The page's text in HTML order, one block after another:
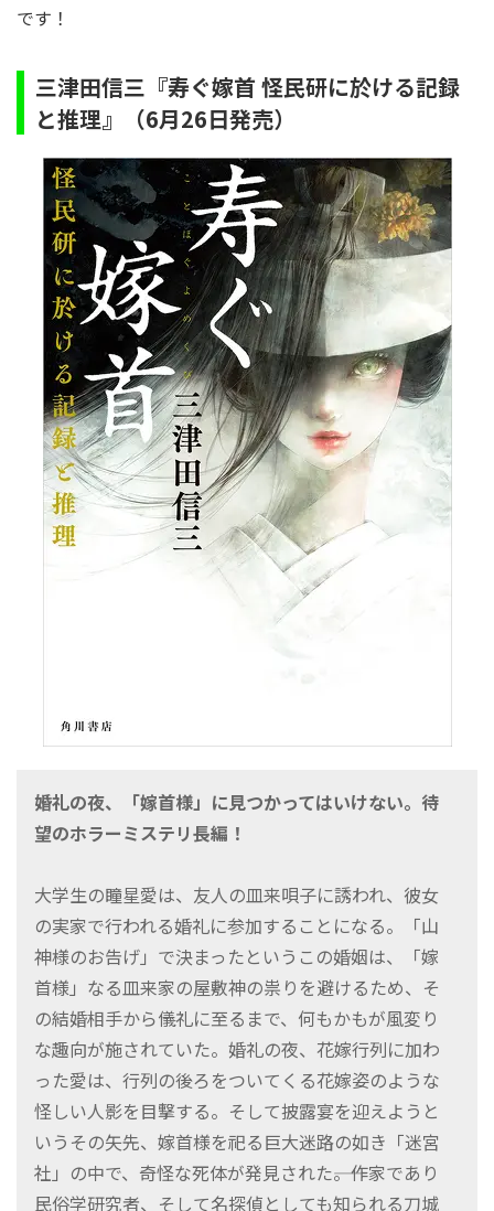
です！
三津田信三『寿ぐ嫁首 怪民研に於ける記録
と推理』（6月26日発売）
婚礼の夜、「嫁首様」に見つかってはいけない。待
望のホラーミステリ長編！
大学生の瞳星愛は、友人の皿来唄子に誘われ、彼女
の実家で行われる婚礼に参加することになる。「山
神様のお告げ」で決まったというこの婚姻は、「嫁
首様」なる皿来家の屋敷神の祟りを避けるため、そ
の結婚相手から儀礼に至るまで、何もかもが風変り
な趣向が施されていた。婚礼の夜、花嫁行列に加わ
った愛は、行列の後ろをついてくる花嫁姿のような
怪しい人影を目撃する。そして披露宴を迎えようと
いうその矢先、嫁首様を祀る巨大迷路の如き「迷宮
社」の中で、奇怪な死体が発見された――。作家であり
民俗学研究者、そして名探偵としても知られる刀城